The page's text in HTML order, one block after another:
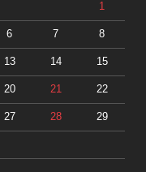
1
6 7 8
13 14 15
20 21 22
27 28 29